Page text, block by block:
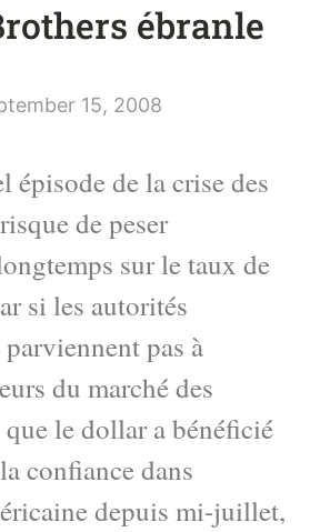
ébranle
15, 2008
épisode de la crise des
de peser
sur le taux de
si les autorités
pas à
du marché des
le dollar a bénéficié
confiance dans
depuis mi-juillet,